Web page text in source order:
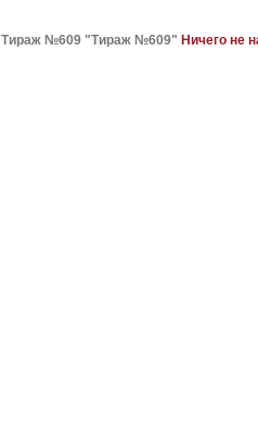
Тираж №609 "Тираж №609" Ничего не